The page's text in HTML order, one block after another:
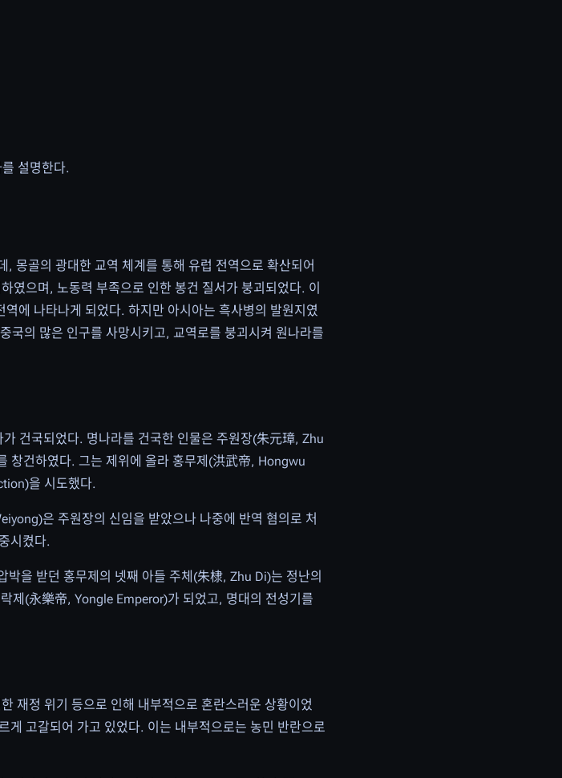
설명한다.
몽골의 광대한 교역 체계를 통해 유럽 전역으로 확산되어
였으며, 노동력 부족으로 인한 봉건 질서가 붕괴되었다. 이
에 나타나게 되었다. 하지만 아시아는 흑사병의 발원지였
국의 많은 인구를 사망시키고, 교역로를 붕괴시켜 원나라를
건국되었다. 명나라를 건국한 인물은 주원장(朱元璋, Zhu
창건하였다. 그는 제위에 올라 홍무제(洪武帝, Hongwu
을 시도했다.
은 주원장의 신임을 받았으나 나중에 반역 혐의로 처
시켰다.
을 받던 홍무제의 넷째 아들 주체(朱棣, Zhu Di)는 정난의
제(永樂帝, Yongle Emperor)가 되었고, 명대의 전성기를
재정 위기 등으로 인해 내부적으로 혼란스러운 상황이었
게 고갈되어 가고 있었다. 이는 내부적으로는 농민 반란으로